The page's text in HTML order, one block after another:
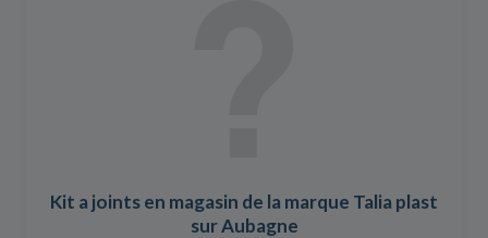
Kit a joints en magasin de la marque Talia plast
sur Aubagne